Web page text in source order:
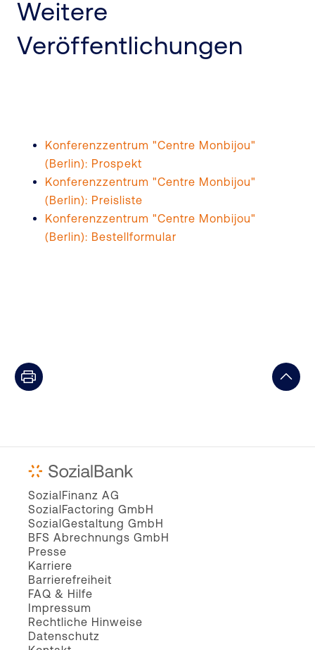
Weitere
Veröffentlichungen
Konferenzzentrum "Centre Monbijou"
(Berlin): Prospekt
Konferenzzentrum "Centre Monbijou"
(Berlin): Preisliste
Konferenzzentrum "Centre Monbijou"
(Berlin): Bestellformular
SozialFinanz AG
SozialFactoring GmbH
SozialGestaltung GmbH
BFS Abrechnungs GmbH
Presse
Karriere
Barrierefreiheit
FAQ & Hilfe
Impressum
Rechtliche Hinweise
Datenschutz